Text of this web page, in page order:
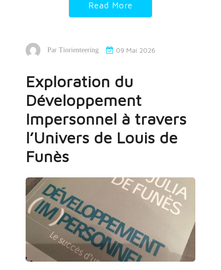
Read More
Par Tiorienteering 09 Mai 2026
Exploration du
Développement
Impersonnel à travers
l’Univers de Louis de
Funès